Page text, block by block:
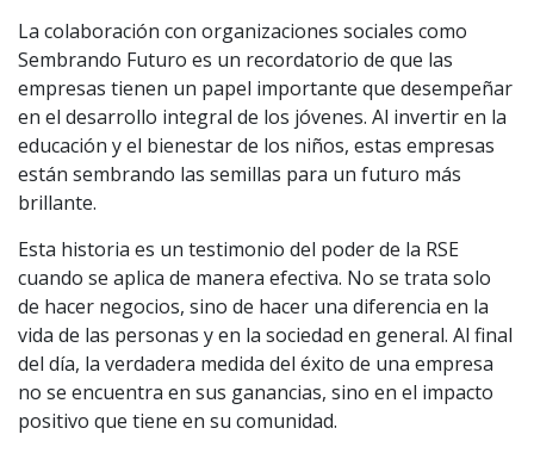
La colaboración con organizaciones sociales como
Sembrando Futuro es un recordatorio de que las
empresas tienen un papel importante que desempeñar
en el desarrollo integral de los jóvenes. Al invertir en la
educación y el bienestar de los niños, estas empresas
están sembrando las semillas para un futuro más
brillante.
Esta historia es un testimonio del poder de la RSE
cuando se aplica de manera efectiva. No se trata solo
de hacer negocios, sino de hacer una diferencia en la
vida de las personas y en la sociedad en general. Al final
del día, la verdadera medida del éxito de una empresa
no se encuentra en sus ganancias, sino en el impacto
positivo que tiene en su comunidad.